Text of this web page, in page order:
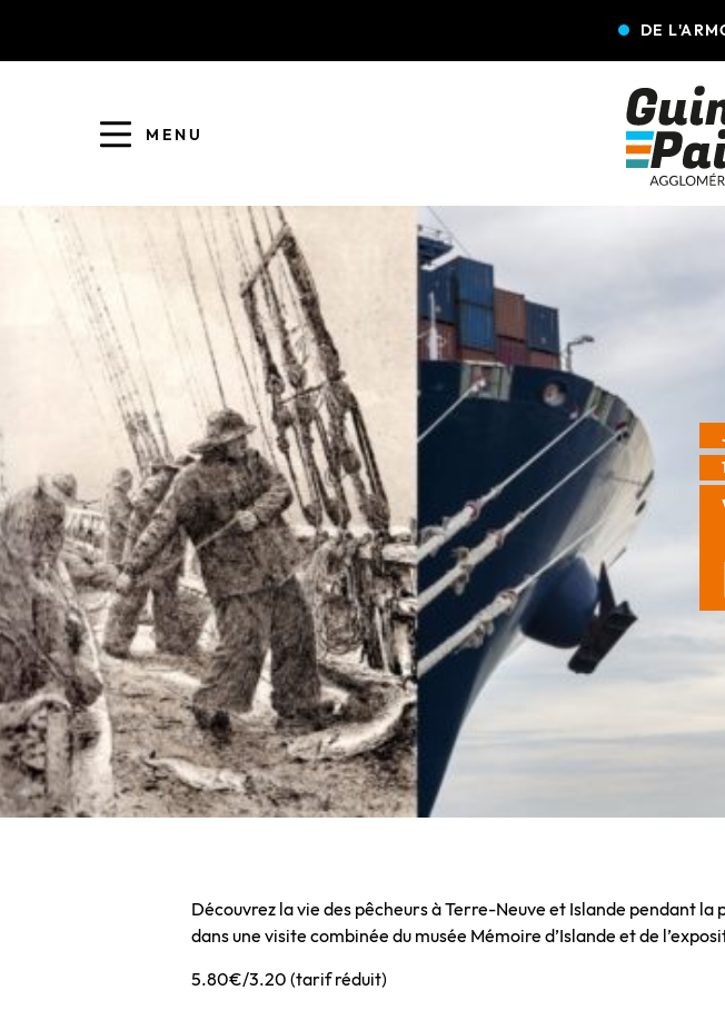
DE
MENU
ENFANCE JEUNESSE L'AGGLO' RECRUTE
ASSOCIATIONS PISCINES
Découvrez la vie des pêcheurs à Terre-Neuve et Islande pendant
dans une visite combinée du musée Mémoire d’Islande et de
5.80€/3.20 (tarif réduit)